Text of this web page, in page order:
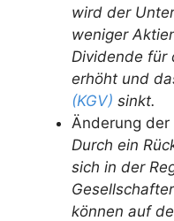
wird der
weniger
Dividende für
erhöht und
(KGV) sinkt.
Änderung
Durch ein
sich in der
können auf